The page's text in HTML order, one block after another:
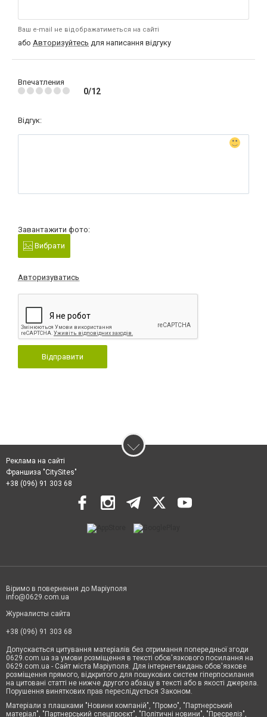
Ваш e-mail не відображатиметься на сайті
або Авторизуйтесь для написання відгуку
Впечатления
0/12
Відгук:
Завантажити фото:
Вибрати
Авторизуватись
Відправити
Реклама на сайті
Франшиза "CitySites"
+38 (096) 91 303 68
Віримо в повернення до Маріуполя
info@0629.com.ua
Журналисты сайта
+38 (096) 91 303 68
Допускається цитування матеріалів без отримання попередньої згоди
0629.com.ua за умови розміщення в тексті обов'язкового посилання на
0629.com.ua - Сайт міста Маріуполя. Для інтернет-видань обов'язкове
розміщення прямого, відкритого для пошукових систем гіперпосилання
на цитовані статті не нижче другого абзацу в тексті або в якості джерела.
Порушення виняткових прав переслідується Законом.
Матеріали з плашками "Новини компаній", "Промо", "Партнерський
матеріал", "Партнерський спецпроєкт", "Політичні новини", "Пресреліз",